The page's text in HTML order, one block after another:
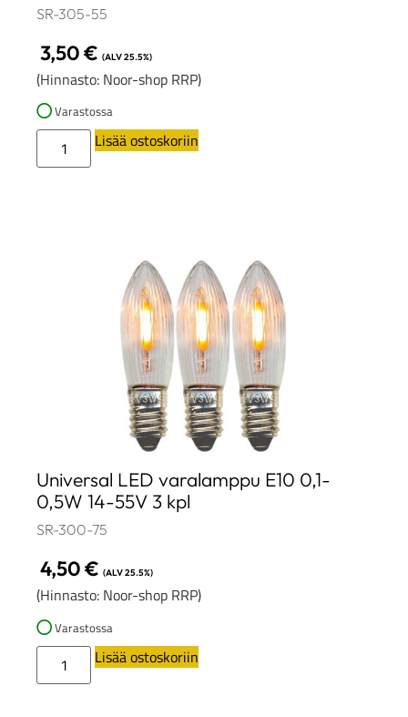
SR-305-55
3,50€ (ALV 25.5%)
(Hinnasto: Noor-shop RRP)
Varastossa
Lisää ostoskoriin
Universal LED varalamppu E10 0,1-
0,5W 14-55V 3 kpl
SR-300-75
4,50€ (ALV 25.5%)
(Hinnasto: Noor-shop RRP)
Varastossa
Lisää ostoskoriin